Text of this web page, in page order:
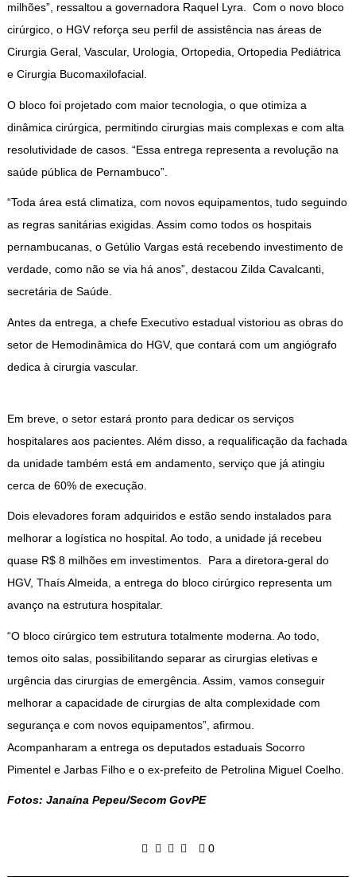
milhões”, ressaltou a governadora Raquel Lyra. Com o novo bloco
cirúrgico, o HGV reforça seu perfil de assistência nas áreas de
Cirurgia Geral, Vascular, Urologia, Ortopedia, Ortopedia Pediátrica
e Cirurgia Bucomaxilofacial.
O bloco foi projetado com maior tecnologia, o que otimiza a
dinâmica cirúrgica, permitindo cirurgias mais complexas e com alta
resolutividade de casos. “Essa entrega representa a revolução na
saúde pública de Pernambuco”.
“Toda área está climatiza, com novos equipamentos, tudo seguindo
as regras sanitárias exigidas. Assim como todos os hospitais
pernambucanas, o Getúlio Vargas está recebendo investimento de
verdade, como não se via há anos”, destacou Zilda Cavalcanti,
secretária de Saúde.
Antes da entrega, a chefe Executivo estadual vistoriou as obras do
setor de Hemodinâmica do HGV, que contará com um angiógrafo
dedica à cirurgia vascular.
Em breve, o setor estará pronto para dedicar os serviços
hospitalares aos pacientes. Além disso, a requalificação da fachada
da unidade também está em andamento, serviço que já atingiu
cerca de 60% de execução.
Dois elevadores foram adquiridos e estão sendo instalados para
melhorar a logística no hospital. Ao todo, a unidade já recebeu
quase R$ 8 milhões em investimentos. Para a diretora-geral do
HGV, Thaís Almeida, a entrega do bloco cirúrgico representa um
avanço na estrutura hospitalar.
“O bloco cirúrgico tem estrutura totalmente moderna. Ao todo,
temos oito salas, possibilitando separar as cirurgias eletivas e
urgência das cirurgias de emergência. Assim, vamos conseguir
melhorar a capacidade de cirurgias de alta complexidade com
segurança e com novos equipamentos”, afirmou.
Acompanharam a entrega os deputados estaduais Socorro
Pimentel e Jarbas Filho e o ex-prefeito de Petrolina Miguel Coelho.
Fotos: Janaína Pepeu/Secom GovPE
0